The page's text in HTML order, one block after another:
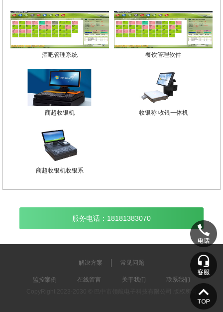
酒吧管理系统 餐饮管理软件
商超收银机 收银称 收银一体机
商超收银机收银系
服务电话：18181383070
解决方案 常见问题
监控案例 在线留言 关于我们
联系我们
CopyRight 2023-2030 © 巴中市领航电子科技有限公司 版权所有